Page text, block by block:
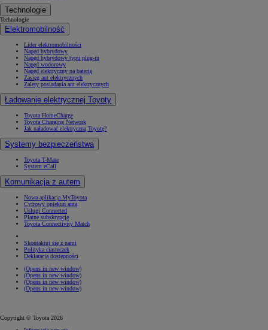
Technologie
Technologie
Elektromobilność
Lider elektromobilności
Napęd hybrydowy
Napęd hybrydowy typu plug-in
Napęd wodorowy
Napęd elektryczny na baterię
Zasięg aut elektrycznych
Zalety posiadania aut elektrycznych
Ładowanie elektrycznej Toyoty
Toyota HomeCharge
Toyota Charging Network
Jak naładować elektryczną Toyotę?
Systemy bezpieczeństwa
Toyota T-Mate
System eCall
Komunikacja z autem
Nowa aplikacja MyToyota
Cyfrowy opiekun auta
Usługi Connected
Płatne subskrypcje
Toyota Connectivity Match
Skontaktuj się z nami
Polityka ciasteczek
Deklaracja dostępności
(Opens in new window)
(Opens in new window)
(Opens in new window)
(Opens in new window)
Copyright © Toyota 2026